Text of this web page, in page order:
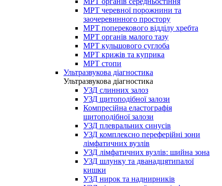
МРТ черевної порожнини та
заочеревинного простору
МРТ поперекового відділу хребта
МРТ органів малого тазу
МРТ кульшового суглоба
МРТ крижів та куприка
МРТ стопи
Ультразвукова діагностика
Ультразвукова діагностика
УЗД слинних залоз
УЗД щитоподібної залози
Компресійна еластографія
щитоподібної залози
УЗД плевральних синусів
УЗД комплексно переферійні зони
лімфатичних вузлів
УЗД лімфатичних вузлів: шийна зона
УЗД шлунку та дванадцятипалої
кишки
УЗД нирок та наднирників